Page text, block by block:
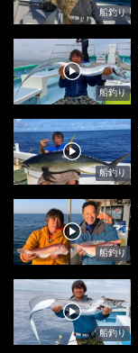
船釣り
船釣り
船釣り
船釣り
船釣り